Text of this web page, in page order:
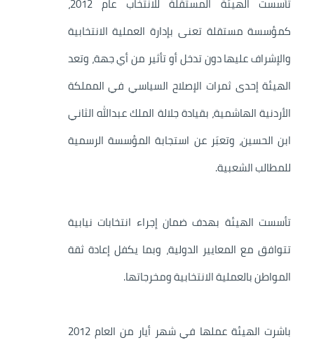
كمؤسسة مستقلة تعنى بإدارة العملية الانتخابية
والإشراف عليها دون تدخل أو تأثير من أي جهة، وتعد
الهيئة إحدى ثمرات الإصلاح السياسي في المملكة
الأردنية الهاشمية، بقيادة جلالة الملك عبدالله الثاني
ابن الحسين، وتعبَر عن استجابة المؤسسة الرسمية
للمطالب الشعبية.
تأسست الهيئة بهدف ضمان إجراء انتخابات نيابية
تتوافق مع المعايير الدولية، وبما يكفل إعادة ثقة
المواطن بالعملية الانتخابية ومخرجاتها.
باشرت الهيئة عملها في شهر أيار من العام 2012